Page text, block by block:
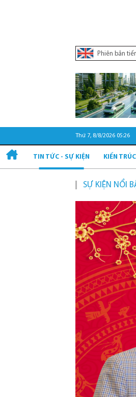
Phiên bản
Thứ 7, 8/8/2026 05:26
TIN TỨC - SỰ KIỆN KIẾN TRÚC
SỰ KIỆN NỔI